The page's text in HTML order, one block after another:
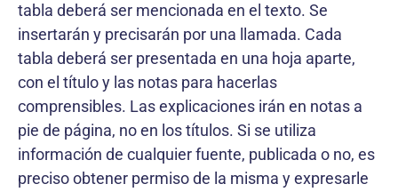
tabla deberá ser mencionada en el texto. Se
insertarán y precisarán por una llamada. Cada
tabla deberá ser presentada en una hoja aparte,
con el título y las notas para hacerlas
comprensibles. Las explicaciones irán en notas a
pie de página, no en los títulos. Si se utiliza
información de cualquier fuente, publicada o no, es
preciso obtener permiso de la misma y expresarle